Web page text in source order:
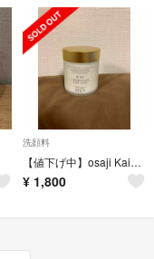
洗顔料
【値下げ中】osaji Kaiローソープ 譲ります
¥ 1,800